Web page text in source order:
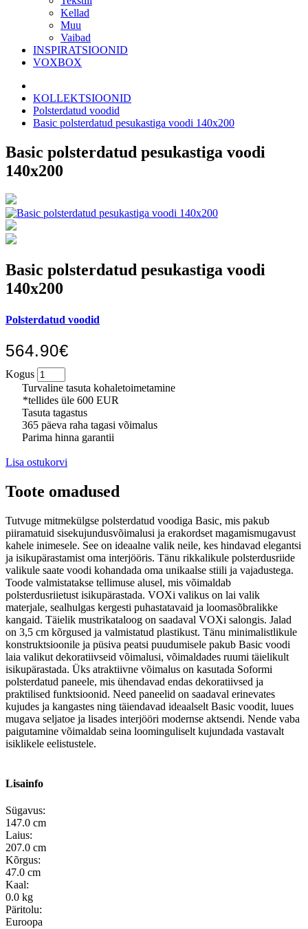
Kellad
Muu
Vaibad
INSPIRATSIOONID
VOXBOX
KOLLEKTSIOONID
Polsterdatud voodid
Basic polsterdatud pesukastiga voodi 140x200
Basic polsterdatud pesukastiga voodi
140x200
Basic polsterdatud pesukastiga voodi
140x200
Polsterdatud voodid
564.90€
Kogus
Turvaline tasuta kohaletoimetamine
*tellides üle 600 EUR
Tasuta tagastus
365 päeva raha tagasi võimalus
Parima hinna garantii
Lisa ostukorvi
Toote omadused
Tutvuge mitmekülgse polsterdatud voodiga Basic, mis pakub
piiramatuid sisekujundusvõimalusi ja erakordset magamismugavust
kahele inimesele. See on ideaalne valik neile, kes hindavad elegantsi
ja isikupärastamist oma interjööris. Tänu rikkalikule polsterdusriide
valikule saate voodi kohandada oma unikaalse stiili ja vajadustega.
Toode valmistatakse tellimuse alusel, mis võimaldab
polsterdusriietust isikupärastada. VOXi valikus on lai valik
materjale, sealhulgas kergesti puhastatavaid ja loomasõbralikke
kangaid. Täielik mustrikataloog on saadaval VOXi salongis. Jalad
on 3,5 cm kõrgused ja valmistatud plastikust. Tänu minimalistlikule
konstruktsioonile ja püsiva peatsi puudumisele pakub Basic voodi
laia valikut dekoratiivseid võimalusi, võimaldades ruumi täielikult
isikupärastada. Üks atraktiivne võimalus on kasutada Soformi
polsterdatud paneele, mis ühendavad endas dekoratiivsed ja
praktilised funktsioonid. Need paneelid on saadaval erinevates
kujudes ja kangastes ning täiendavad ideaalselt Basic voodit, luues
mugava seljatoe ja lisades interjööri modernse aktsendi. Nende vaba
paigutamine võimaldab seina loominguliselt kujundada vastavalt
isiklikele eelistustele.
Lisainfo
Sügavus:
147.0 cm
Laius:
207.0 cm
Kõrgus:
47.0 cm
Kaal:
0.0 kg
Päritolu:
Euroopa